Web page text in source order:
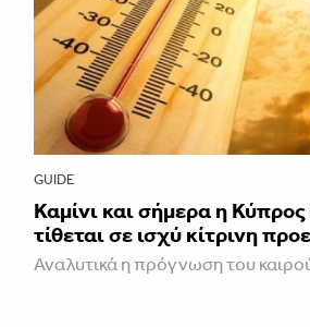
GUIDE
Καμίνι και σήμερα η
τίθεται σε ισχύ κίτρινη
Αναλυτικά η πρόγνωση του